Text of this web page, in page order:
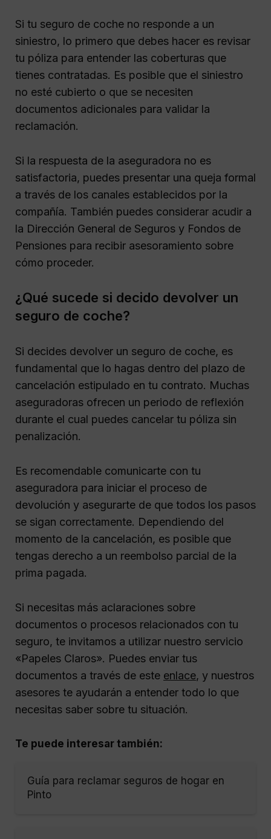
Si tu seguro de coche no responde a un
siniestro, lo primero que debes hacer es revisar
tu póliza para entender las coberturas que
tienes contratadas. Es posible que el siniestro
no esté cubierto o que se necesiten
documentos adicionales para validar la
reclamación.
Si la respuesta de la aseguradora no es
satisfactoria, puedes presentar una queja formal
a través de los canales establecidos por la
compañía. También puedes considerar acudir a
la Dirección General de Seguros y Fondos de
Pensiones para recibir asesoramiento sobre
cómo proceder.
¿Qué sucede si decido devolver un
seguro de coche?
Si decides devolver un seguro de coche, es
fundamental que lo hagas dentro del plazo de
cancelación estipulado en tu contrato. Muchas
aseguradoras ofrecen un periodo de reflexión
durante el cual puedes cancelar tu póliza sin
penalización.
Es recomendable comunicarte con tu
aseguradora para iniciar el proceso de
devolución y asegurarte de que todos los pasos
se sigan correctamente. Dependiendo del
momento de la cancelación, es posible que
tengas derecho a un reembolso parcial de la
prima pagada.
Si necesitas más aclaraciones sobre
documentos o procesos relacionados con tu
seguro, te invitamos a utilizar nuestro servicio
«Papeles Claros». Puedes enviar tus
documentos a través de este enlace, y nuestros
asesores te ayudarán a entender todo lo que
necesitas saber sobre tu situación.
Te puede interesar también:
Guía para reclamar seguros de hogar en
Pinto